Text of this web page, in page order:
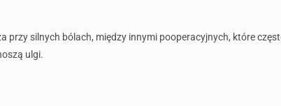
przy silnych bólach, między innymi pooperacyjnych, które
ulgi.